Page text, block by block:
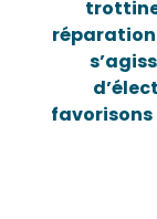
réparation
favorisons